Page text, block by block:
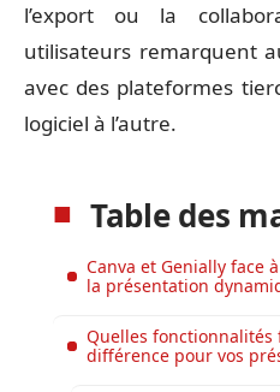
l’export ou la
utilisateurs remarquent
avec des plateformes
logiciel à l’autre.
Table des
Canva et Genially face
la présentation
Quelles
différence pour vos